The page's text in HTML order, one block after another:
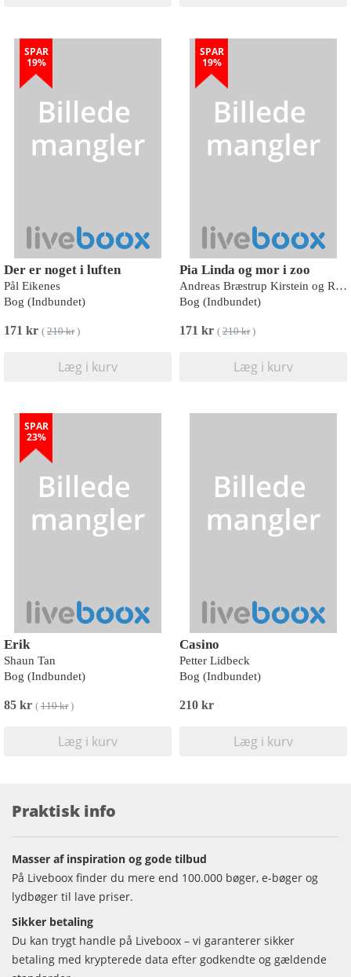
SPAR
19%
Der er noget i luften
Pål Eikenes
Bog (Indbundet)
171 kr ( 210 kr)
Læg i kurv
SPAR
19%
Pia Linda og mor i zoo
Andreas Bræstrup Kirstein og Rasmus Bregnhøi
Bog (Indbundet)
171 kr ( 210 kr)
Læg i kurv
SPAR
23%
Erik
Shaun Tan
Bog (Indbundet)
85 kr ( 110 kr)
Læg i kurv
Casino
Petter Lidbeck
Bog (Indbundet)
210 kr
Læg i kurv
Praktisk info
Masser af inspiration og gode tilbud
På Liveboox finder du mere end 100.000 bøger, e-bøger og
lydbøger til lave priser.
Sikker betaling
Du kan trygt handle på Liveboox – vi garanterer sikker
betaling med krypterede data efter godkendte og gældende